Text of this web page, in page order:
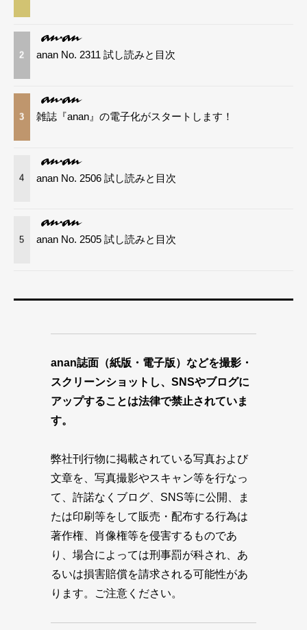
2 anan No. 2311 試し読みと目次
3 雑誌『anan』の電子化がスタートします！
4 anan No. 2506 試し読みと目次
5 anan No. 2505 試し読みと目次
anan誌面（紙版・電子版）などを撮影・
スクリーンショットし、SNSやブログに
アップすることは法律で禁止されていま
す。
弊社刊行物に掲載されている写真および
文章を、写真撮影やスキャン等を行なっ
て、許諾なくブログ、SNS等に公開、ま
たは印刷等をして販売・配布する行為は
著作権、肖像権等を侵害するものであ
り、場合によっては刑事罰が科され、あ
るいは損害賠償を請求される可能性があ
ります。ご注意ください。